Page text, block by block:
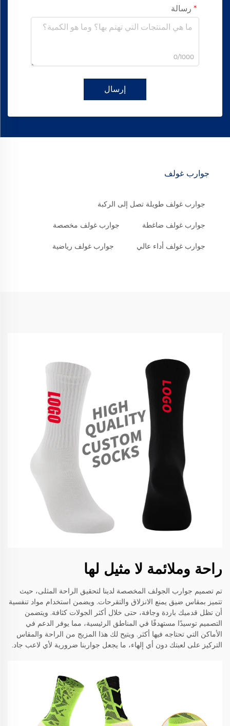
رسالة
0/1000
إرسال
جوارب غولف
جوارب غولف طويلة تصل إلى الركبة
جوارب غولف ضاغطة جوارب غولف مخصصة
جوارب غولف أداء عالي جوارب غولف رياضية
راحة وملائمة لا مثيل لها
تم تصميم جوارب الجولف المخصصة لدينا لتحقيق الراحة المثلى، حيث
تتميز بمقاس ضيق يمنع الانزلاق والتقرحات. ويضمن استخدام مواد تنفسية
أن تظل قدميك باردة وجافة، حتى خلال أكثر الجولات كثافة. ويتضمن
التصميم توسيدًا مستهدفًا في المناطق الرئيسية، مما يوفر الدعم في
الأماكن التي تحتاجه فيها أكثر. ويتيح لك هذا المزيج من الراحة والمقاس
التركيز على لعبتك دون أي إلهاء، ما يجعل جواربنا ضرورية لأي لاعب جاد.